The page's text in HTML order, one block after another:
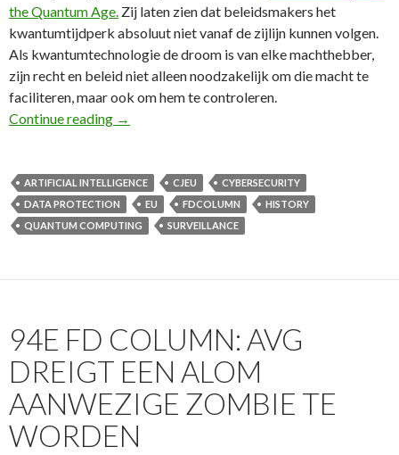
the Quantum Age. Zij laten zien dat beleidsmakers het
kwantumtijdperk absoluut niet vanaf de zijlijn kunnen volgen.
Als kwantumtechnologie de droom is van elke machthebber,
zijn recht en beleid niet alleen noodzakelijk om die macht te
faciliteren, maar ook om hem te controleren.
Continue reading 95e FD Column: Opkomst kwantumsensor
→
ARTIFICIAL INTELLIGENCE CJEU
CYBERSECURITY
DATA PROTECTION
EU FDCOLUMN
HISTORY
QUANTUM COMPUTING
SURVEILLANCE
94E FD COLUMN: AVG
DREIGT EEN ALOM
AANWEZIGE ZOMBIE TE
WORDEN